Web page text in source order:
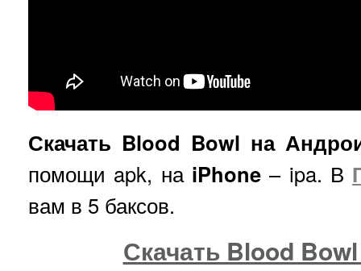
Скачать Blood Bowl на
помощи apk, на iPhone– ipa. В
вам в 5 баксов.
Скачать Blood